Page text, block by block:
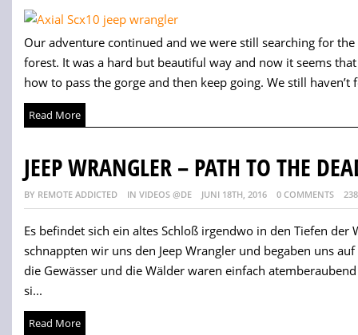
Our adventure continued and we were still searching for
forest. It was a hard but beautiful way and now it seems
how to pass the gorge and then keep going. We still haven’t
Read More
JEEP WRANGLER – PATH TO THE
BY REMOTE ADDICTED IN VIDEOS @DE JUNI 18TH, 2016 0 COMMENTS
Es befindet sich ein altes Schloß irgendwo in den Tiefen
schnappten wir uns den Jeep Wrangler und begaben uns
die Gewässer und die Wälder waren einfach
si...
Read More